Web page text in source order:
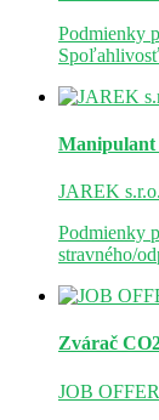
Podmienky
Manipulant
JAREK s.r.o.
Podmienky
stravného/
Zvárač
JOB